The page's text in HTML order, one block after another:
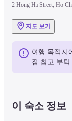
2 Hong Ha Street, Ho
지도 보기
여행 목적지
점 참고 부탁
이 숙소 정보